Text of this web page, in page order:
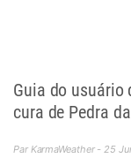
Guia do usuário
cura de Pedra
Par KarmaWeather - 25